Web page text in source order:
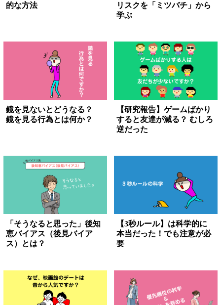
的な方法
リスクを「ミツバチ」から
学ぶ
鏡を見ないとどうなる？
鏡を見る行為とは何か？
【研究報告】ゲームばかり
すると友達が減る？ むしろ
逆だった
「そうなると思った」後知
恵バイアス（後見バイア
ス）とは？
【3秒ルール】は科学的に
本当だった！でも注意が必
要